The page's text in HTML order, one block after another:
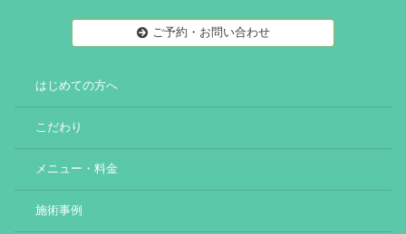
ご予約・お問い合わせ
はじめての方へ
こだわり
メニュー・料金
施術事例